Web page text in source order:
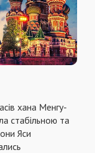
хана Менгу-
стабільною та
Яси